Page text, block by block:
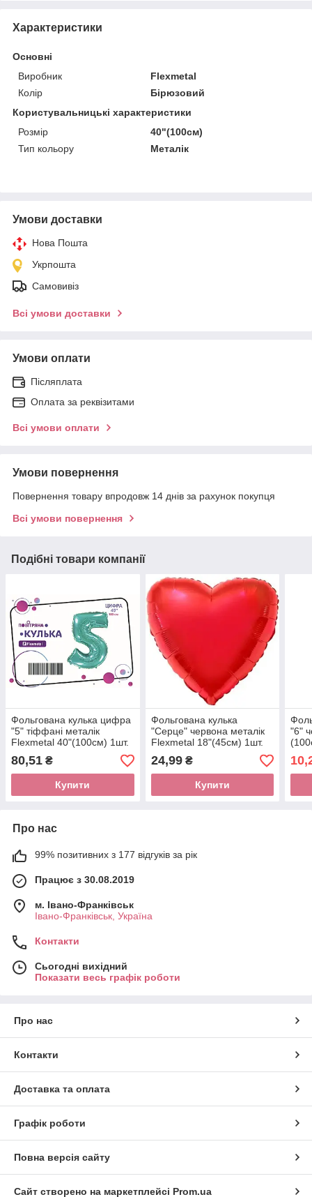
Характеристики
Основні
Виробник
Flexmetal
Колір
Бірюзовий
Користувальницькі характеристики
Розмір
40"(100см)
Тип кольору
Металік
Умови доставки
Нова Пошта
Укрпошта
Самовивіз
Всі умови доставки
Умови оплати
Післяплата
Оплата за реквізитами
Всі умови оплати
Умови повернення
Повернення товару впродовж 14 днів за рахунок покупця
Всі умови повернення
Подібні товари компанії
Фольгована кулька цифра
"5" тіффані металік
Flexmetal 40"(100см) 1шт.
80,51 ₴
Купити
Фольгована кулька
"Серце" червона металік
Flexmetal 18"(45см) 1шт.
24,99₴
Купити
"6"
Про нас
99% позитивних з 177 відгуків за рік
Працює з 30.08.2019
м. Івано-Франківськ
Івано-Франківськ, Україна
Контакти
Сьогодні вихідний
Показати весь графік роботи
Про нас
Контакти
Доставка та оплата
Графік роботи
Повна версія сайту
Сайт створено на маркетплейсі Prom.ua